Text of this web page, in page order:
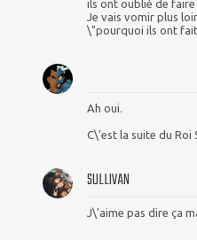
ils ont oublié de
Je vais vomir plus
\"pourquoi ils ont fait
Ah oui.
C\'est la suite du Roi
SULLIVAN
J\'aime pas dire ça